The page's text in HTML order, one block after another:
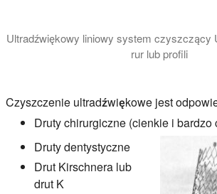
Ultradźwiękowy liniowy system czyszczący
rur lub profili
Czyszczenie ultradźwiękowe jest
Druty chirurgiczne (cienkie i bardzo
Druty dentystyczne
Drut Kirschnera lub
drut K